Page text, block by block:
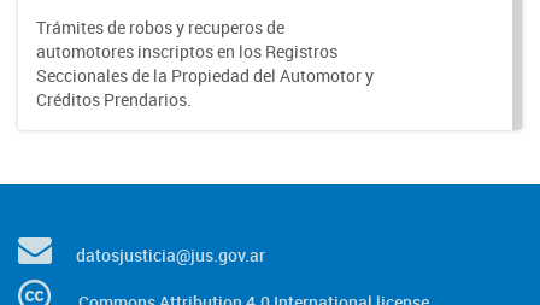
Trámites de robos y recuperos de
automotores inscriptos en los Registros
Seccionales de la Propiedad del Automotor y
Créditos Prendarios.
datosjusticia@jus.gov.ar